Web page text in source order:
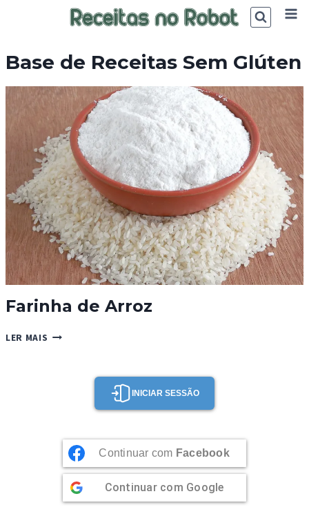
Base de Receitas Sem Glúten
Farinha de Arroz
LER MAIS FARINHA
INICIAR SESSÃO
Continuar com Facebook
Continuar com Google